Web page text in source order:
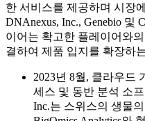
한 서비스를 제공하며 시장
DNAnexus, Inc., Genebio 및
이어는 확고한 플레이어와
결하여 제품 입지를 확장하
2023년 8월, 클라우드
세스 및 동반 분석 소
Inc.는 스위스의 생물